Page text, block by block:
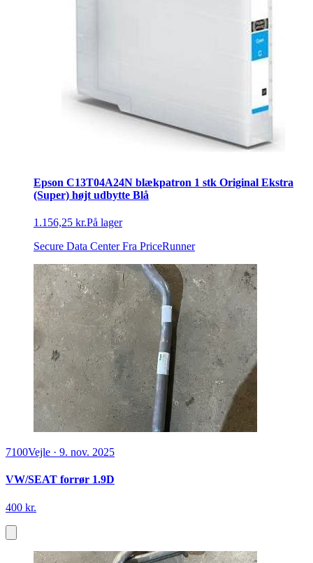
Epson C13T04A24N blækpatron 1 stk Original Ekstra
(Super) højt udbytte Blå
1.156,25 kr.På lager
Secure Data Center Fra PriceRunner
7100Vejle · 9. nov. 2025
VW/SEAT forrør 1.9D
400 kr.